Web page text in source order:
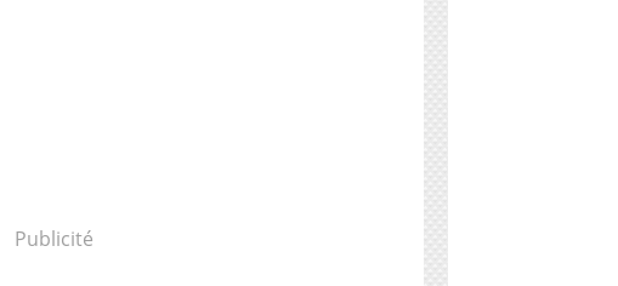
Publicité